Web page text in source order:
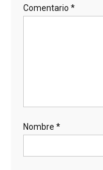
Comentario *
Nombre *